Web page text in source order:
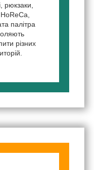
рюкзаки,
палітра
різних